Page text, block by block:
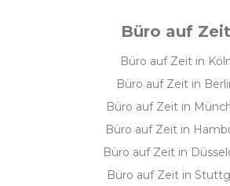
Büro auf Zeit
Büro auf Zeit in
Büro auf Zeit in
Büro auf Zeit in
Büro auf Zeit in
Büro auf Zeit in
Büro auf Zeit in